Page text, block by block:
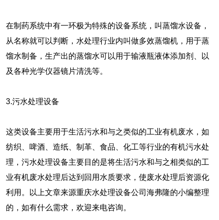
在制药系统中有一环极为特殊的设备系统，叫蒸馏水设备，
从名称就可以判断，水处理行业内叫做多效蒸馏机，用于蒸
馏水制备，生产出的蒸馏水可以用于输液瓶液体添加剂、以
及各种光学仪器镜片清洗等。
3.污水处理设备
这类设备主要用于生活污水和与之类似的工业有机废水，如
纺织、啤酒、造纸、制革、食品、化工等行业的有机污水处
理，污水处理设备主要目的是将生活污水和与之相类似的工
业有机废水处理后达到回用水质要求，使废水处理后资源化
利用。以上文章来源重庆水处理设备公司海弗隆的小编整理
的，如有什么需求，欢迎来电咨询。